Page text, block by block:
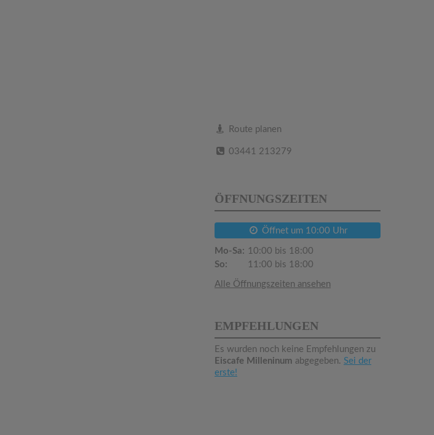
Route planen
03441 213279
ÖFFNUNGSZEITEN
Öffnet um 10:00 Uhr
Mo-Sa: 10:00 bis 18:00
So:
11:00 bis 18:00
Alle Öffnungszeiten ansehen
EMPFEHLUNGEN
Es wurden noch keine Empfehlungen zu
Eiscafe Milleninum abgegeben. Sei der
erste!